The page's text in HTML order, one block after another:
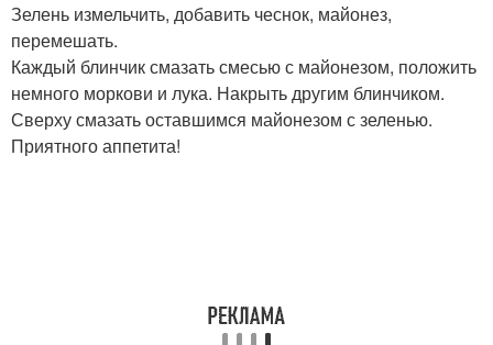
Зелень измельчить, добавить чеснок, майонез,
перемешать.
Каждый блинчик смазать смесью с майонезом, положить
немного моркови и лука. Накрыть другим блинчиком.
Сверху смазать оставшимся майонезом с зеленью.
Приятного аппетита!